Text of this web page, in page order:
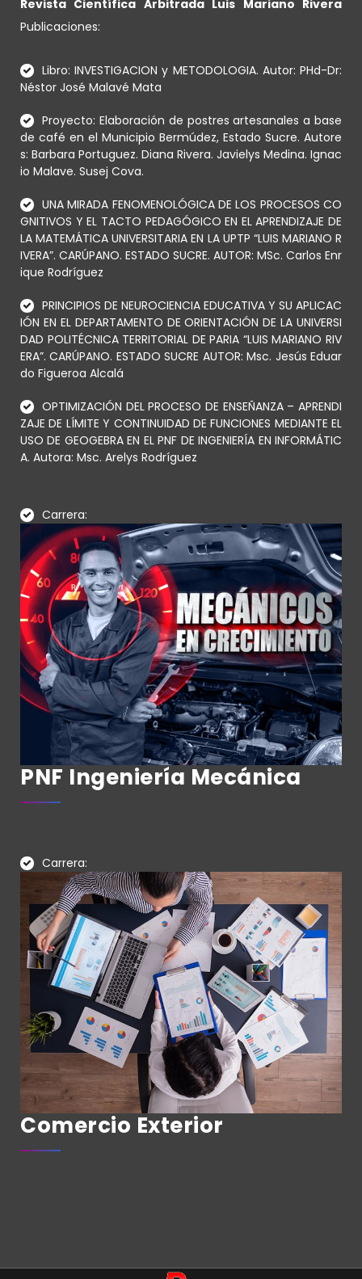
Revista Científica Arbitrada Luis Mariano Rivera
Publicaciones:
Libro: INVESTIGACION y METODOLOGIA. Autor: PHd-Dr:
Néstor José Malavé Mata
Proyecto: Elaboración de postres artesanales a base
de café en el Municipio Bermúdez, Estado Sucre. Autore
s: Barbara Portuguez. Diana Rivera. Javielys Medina. Ignac
io Malave. Susej Cova.
UNA MIRADA FENOMENOLÓGICA DE LOS PROCESOS CO
GNITIVOS Y EL TACTO PEDAGÓGICO EN EL APRENDIZAJE DE
LA MATEMÁTICA UNIVERSITARIA EN LA UPTP “LUIS MARIANO R
IVERA”. CARÚPANO. ESTADO SUCRE. AUTOR: MSc. Carlos Enr
ique Rodríguez
PRINCIPIOS DE NEUROCIENCIA EDUCATIVA Y SU APLICAC
IÓN EN EL DEPARTAMENTO DE ORIENTACIÓN DE LA UNIVERSI
DAD POLITÉCNICA TERRITORIAL DE PARIA “LUIS MARIANO RIV
ERA”. CARÚPANO. ESTADO SUCRE AUTOR: Msc. Jesús Eduar
do Figueroa Alcalá
OPTIMIZACIÓN DEL PROCESO DE ENSEÑANZA – APRENDI
ZAJE DE LÍMITE Y CONTINUIDAD DE FUNCIONES MEDIANTE EL
USO DE GEOGEBRA EN EL PNF DE INGENIERÍA EN INFORMÁTIC
A. Autora: Msc. Arelys Rodríguez
Carrera:
PNF Ingeniería Mecánica
Carrera:
Comercio Exterior